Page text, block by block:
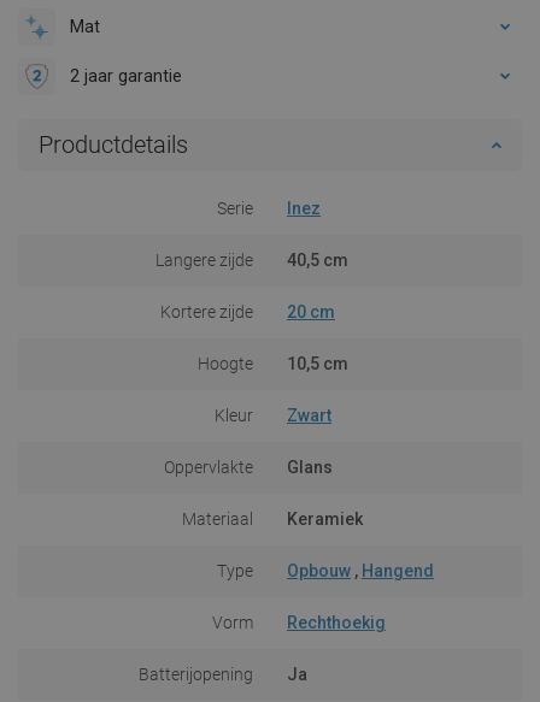
Mat
2 jaar garantie
Productdetails
Serie Inez
Langere zijde 40,5 cm
Kortere zijde 20 cm
Hoogte 10,5 cm
Kleur Zwart
Oppervlakte Glans
Materiaal Keramiek
Type Opbouw , Hangend
Vorm Rechthoekig
Batterijopening Ja